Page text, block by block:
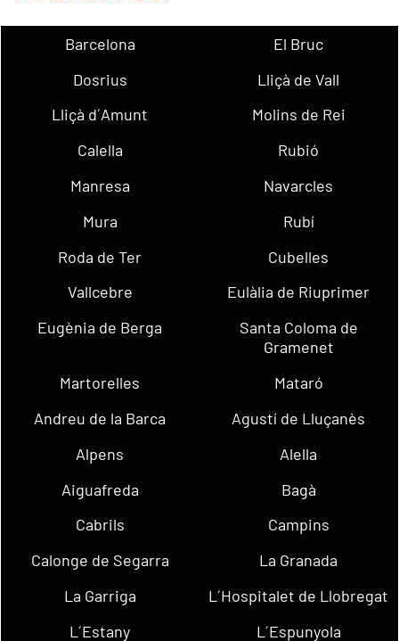
Barcelona
El Bruc
Dosrius
Lliçà de Vall
Lliçà d´Amunt
Molins de Rei
Calella
Rubió
Manresa
Navarcles
Mura
Rubí
Roda de Ter
Cubelles
Vallcebre
Eulàlia de Riuprimer
Eugènia de Berga
Santa Coloma de
Gramenet
Martorelles
Mataró
Andreu de la Barca
Agustí de Lluçanès
Alpens
Alella
Aiguafreda
Bagà
Cabrils
Campins
Calonge de Segarra
La Granada
La Garriga
L´Hospitalet de Llobregat
L´Estany
L´Espunyola